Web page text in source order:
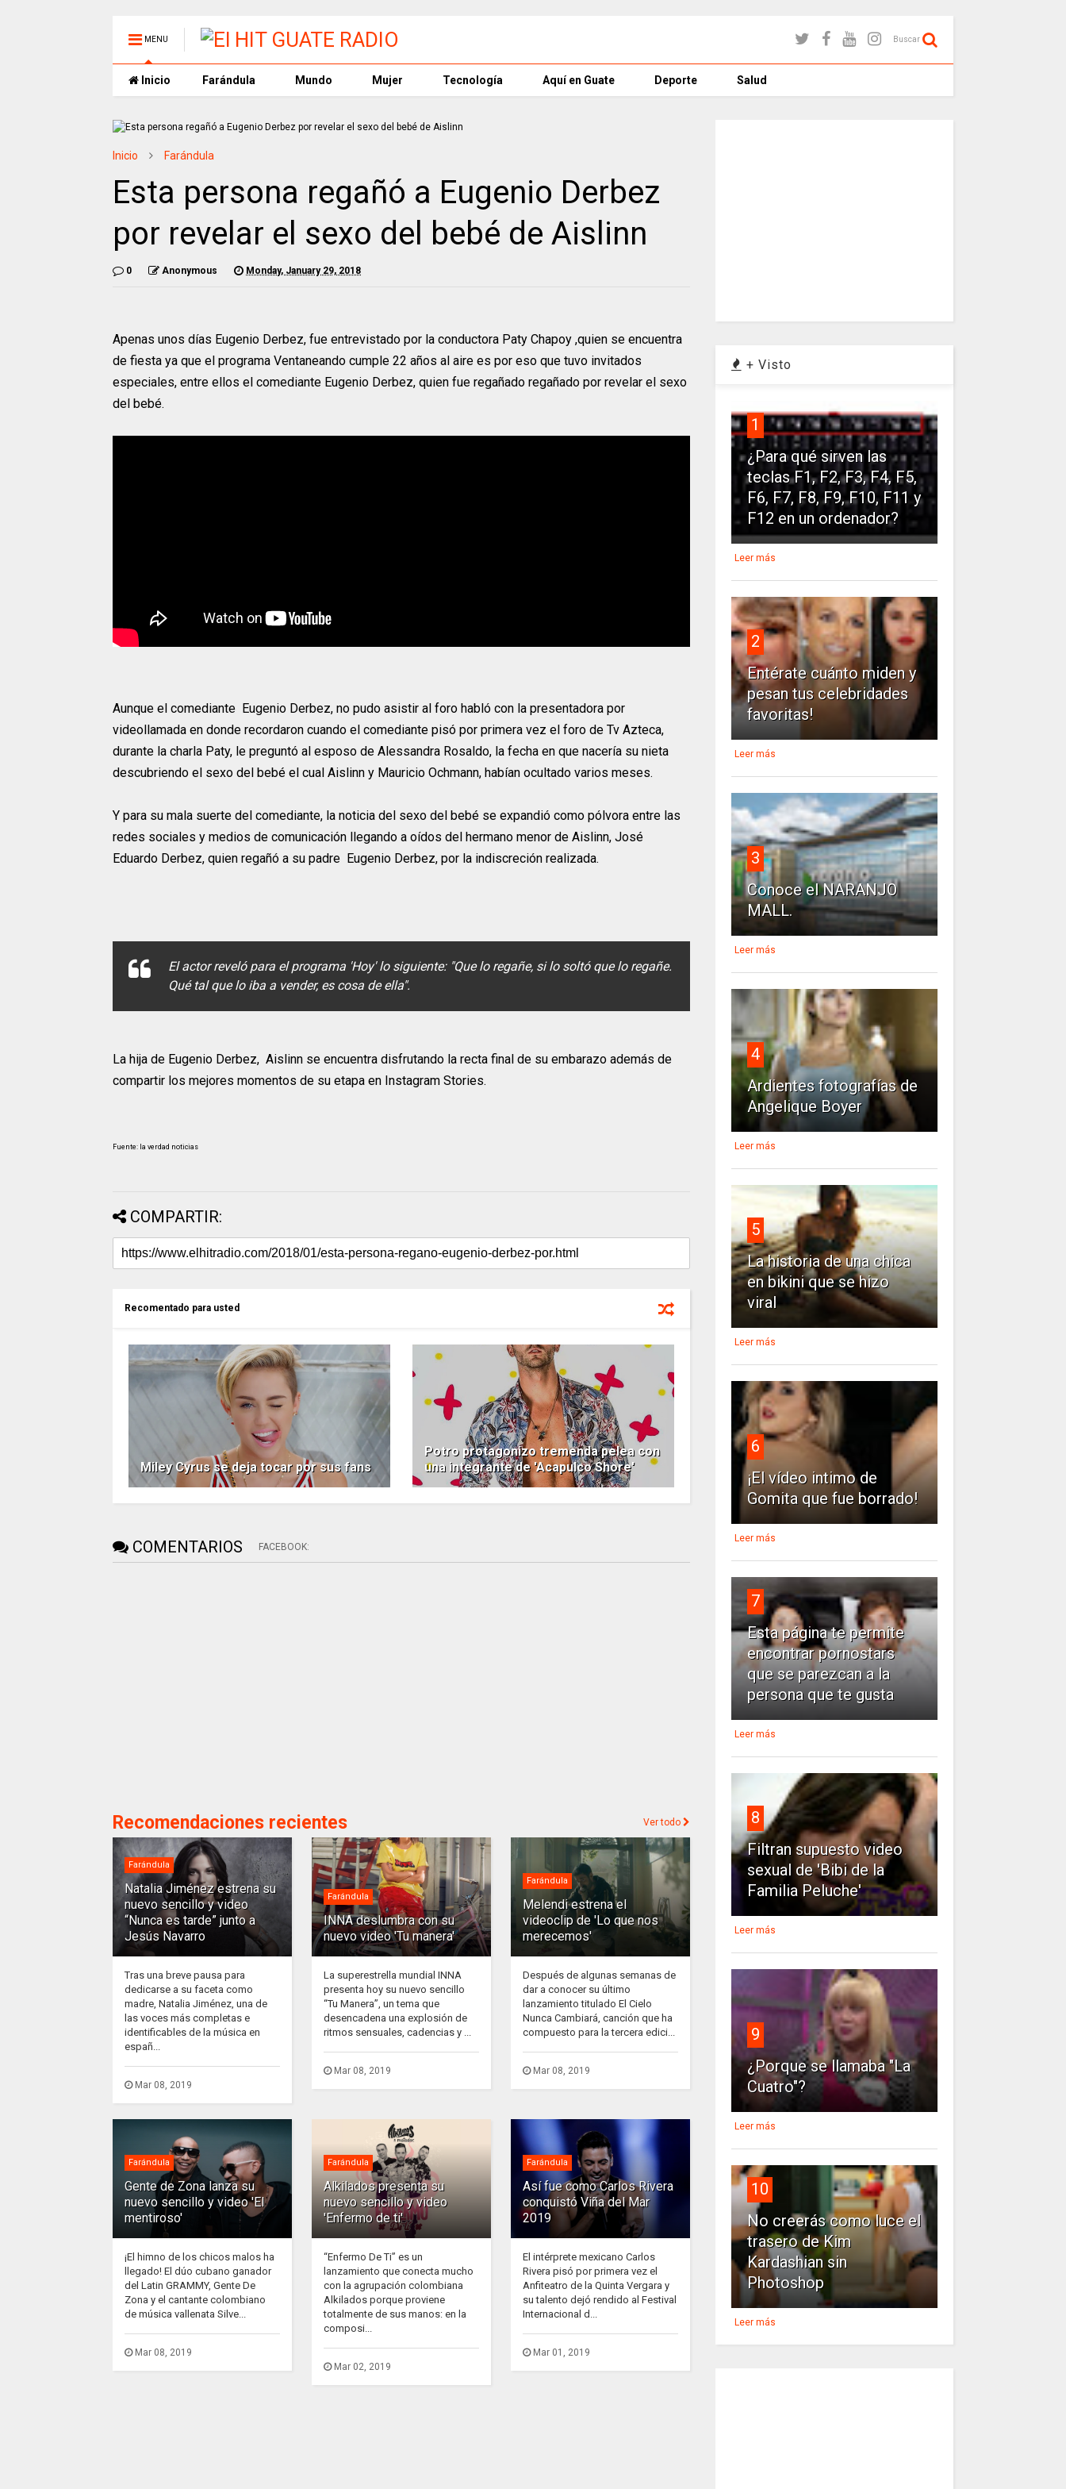
MENU Buscar
Inicio Farándula Mundo Mujer Tecnología Aquí en Guate Deporte Salud
Inicio Farándula
Esta persona regañó a Eugenio Derbez
por revelar el sexo del bebé de Aislinn
0 Anonymous Monday, January 29, 2018
Apenas unos días Eugenio Derbez, fue entrevistado por la conductora Paty Chapoy ,quien se encuentra
de fiesta ya que el programa Ventaneando cumple 22 años al aire es por eso que tuvo invitados
especiales, entre ellos el comediante Eugenio Derbez, quien fue regañado regañado por revelar el sexo
del bebé.
Aunque el comediante Eugenio Derbez, no pudo asistir al foro habló con la presentadora por
videollamada en donde recordaron cuando el comediante pisó por primera vez el foro de Tv Azteca,
durante la charla Paty, le preguntó al esposo de Alessandra Rosaldo, la fecha en que nacería su nieta
descubriendo el sexo del bebé el cual Aislinn y Mauricio Ochmann, habían ocultado varios meses.
Y para su mala suerte del comediante, la noticia del sexo del bebé se expandió como pólvora entre las
redes sociales y medios de comunicación llegando a oídos del hermano menor de Aislinn, José
Eduardo Derbez, quien regañó a su padre Eugenio Derbez, por la indiscreción realizada.
El actor reveló para el programa 'Hoy' lo siguiente: "Que lo regañe, si lo soltó que lo regañe.
Qué tal que lo iba a vender, es cosa de ella".
La hija de Eugenio Derbez, Aislinn se encuentra disfrutando la recta final de su embarazo además de
compartir los mejores momentos de su etapa en Instagram Stories.
Fuente: la verdad noticias
COMPARTIR:
Recomentado para usted
Miley Cyrus se deja tocar por sus fans
Potro protagonizo tremenda pelea con
una integrante de 'Acapulco Shore'
COMENTARIOS FACEBOOK:
Recomendaciones recientes Ver todo
Farándula
Natalia Jiménez estrena su
nuevo sencillo y video
“Nunca es tarde” junto a
Jesús Navarro
Tras una breve pausa para
dedicarse a su faceta como
madre, Natalia Jiménez, una de
las voces más completas e
identificables de la música en
españ...
Mar 08, 2019
Farándula
INNA deslumbra con su
nuevo video 'Tu manera'
La superestrella mundial INNA
presenta hoy su nuevo sencillo
“Tu Manera”, un tema que
desencadena una explosión de
ritmos sensuales, cadencias y ...
Mar 08, 2019
Farándula
Melendi estrena el
videoclip de 'Lo que nos
merecemos'
Después de algunas semanas de
dar a conocer su último
lanzamiento titulado El Cielo
Nunca Cambiará, canción que ha
compuesto para la tercera edici...
Mar 08, 2019
Farándula
Gente de Zona lanza su
nuevo sencillo y video 'El
mentiroso'
¡El himno de los chicos malos ha
llegado! El dúo cubano ganador
del Latin GRAMMY, Gente De
Zona y el cantante colombiano
de música vallenata Silve...
Mar 08, 2019
Farándula
Alkilados presenta su
nuevo sencillo y video
'Enfermo de ti'
“Enfermo De Ti” es un
lanzamiento que conecta mucho
con la agrupación colombiana
Alkilados porque proviene
totalmente de sus manos: en la
composi...
Mar 02, 2019
Farándula
Así fue como Carlos Rivera
conquistó Viña del Mar
2019
El intérprete mexicano Carlos
Rivera pisó por primera vez el
Anfiteatro de la Quinta Vergara y
su talento dejó rendido al Festival
Internacional d...
Mar 01, 2019
+ Visto
1
¿Para qué sirven las
teclas F1, F2, F3, F4, F5,
F6, F7, F8, F9, F10, F11 y
F12 en un ordenador?
Leer más
2
Entérate cuánto miden y
pesan tus celebridades
favoritas!
Leer más
3
Conoce el NARANJO
MALL.
Leer más
4
Ardientes fotografías de
Angelique Boyer
Leer más
5
La historia de una chica
en bikini que se hizo
viral
Leer más
6
¡El vídeo intimo de
Gomita que fue borrado!
Leer más
7
Esta página te permite
encontrar pornostars
que se parezcan a la
persona que te gusta
Leer más
8
Filtran supuesto video
sexual de 'Bibi de la
Familia Peluche'
Leer más
9
¿Porque se llamaba "La
Cuatro"?
Leer más
10
No creerás como luce el
trasero de Kim
Kardashian sin
Photoshop
Leer más